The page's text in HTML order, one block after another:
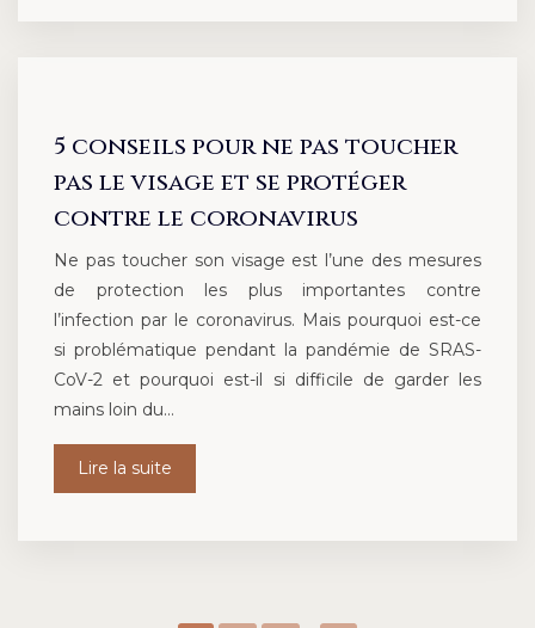
5 conseils pour ne pas toucher
pas le visage et se protéger
contre le coronavirus
Ne pas toucher son visage est l’une des mesures
de protection les plus importantes contre
l’infection par le coronavirus. Mais pourquoi est-ce
si problématique pendant la pandémie de SRAS-
CoV-2 et pourquoi est-il si difficile de garder les
mains loin du…
Lire la suite